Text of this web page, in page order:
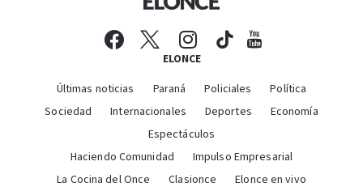
ELONCE
Últimas noticias Paraná Policiales
Política
Sociedad
Internacionales Deportes
Economía
Espectáculos
Haciendo Comunidad
Impulso Empresarial
La Cocina del Once
Clasionce Elonce en vivo